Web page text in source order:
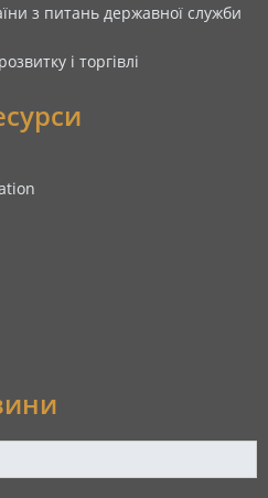
з питань державної служби
і торгівлі